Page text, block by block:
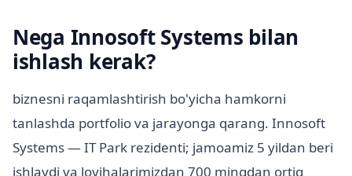
Nega Innosoft Systems bilan
ishlash kerak?
biznesni raqamlashtirish bo'yicha hamkorni
tanlashda portfolio va jarayonga qarang. Innosoft
Systems — IT Park rezidenti; jamoamiz 5 yildan beri
ishlaydi va loyihalarimizdan 700 mingdan ortiq